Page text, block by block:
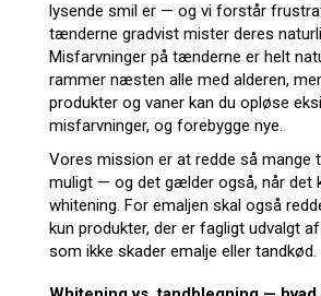
lysende smil er — og vi forstår
tænderne gradvist mister deres
Misfarvninger på tænderne er helt
rammer næsten alle med alderen,
produkter og vaner kan du opløse
misfarvninger, og forebygge nye.
Vores mission er at redde så mange
muligt — og det gælder også, når det
whitening. For emaljen skal også
kun produkter, der er fagligt udvalgt
som ikke skader emalje eller tandkød.